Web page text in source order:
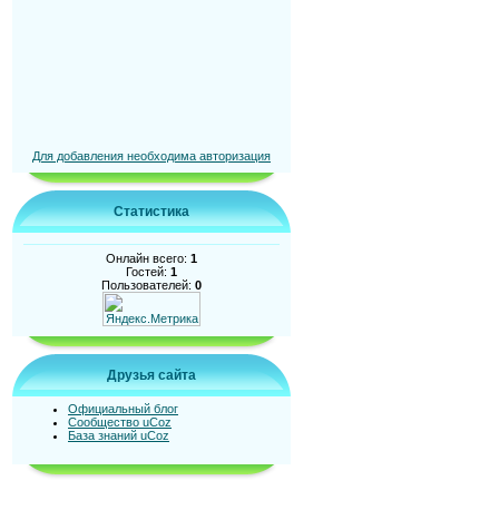
Для добавления необходима авторизация
Статистика
Онлайн всего: 1
Гостей: 1
Пользователей: 0
Друзья сайта
Официальный блог
Сообщество uCoz
База знаний uCoz